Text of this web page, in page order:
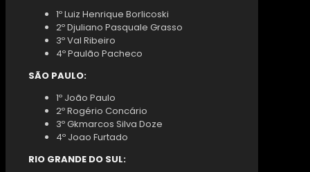
1º Luiz Henrique Borlicoski
2º Djuliano Pasquale Grasso
3º Val Ribeiro
4º Paulão Pacheco
SÃO PAULO:
1º João Paulo
2º Rogério Concário
3º Gkmarcos Silva Doze
4º Joao Furtado
RIO GRANDE DO SUL: